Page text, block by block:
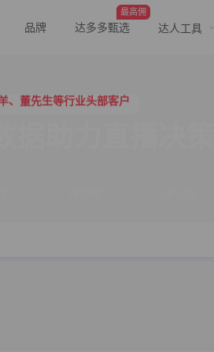
品牌
最高佣
达多多甄选 达人工具
夫，年卡会员低至798/年